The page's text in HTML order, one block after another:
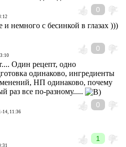
0
немного с бесинкой в глазах )))
0
Один рецепт, одно
одинаково, ингредиенты
НП одинаково, почему
раз все по-разному.....
0
14, 11:36
1